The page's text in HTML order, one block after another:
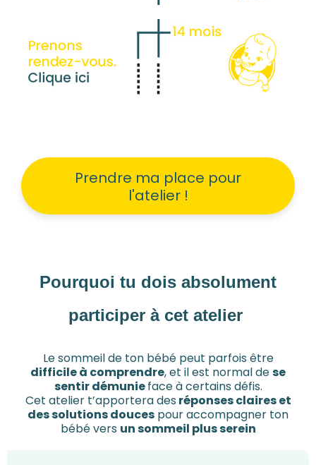
Prendre ma place pour
l'atelier !
Pourquoi tu dois absolument
participer à cet atelier
Le sommeil de ton bébé peut parfois être
difficile à comprendre, et il est normal dese
sentir démunieface à certains défis.
Cet atelier t’apportera des réponses claires et
des solutions douces pour accompagner ton
bébé vers un sommeil plus serein